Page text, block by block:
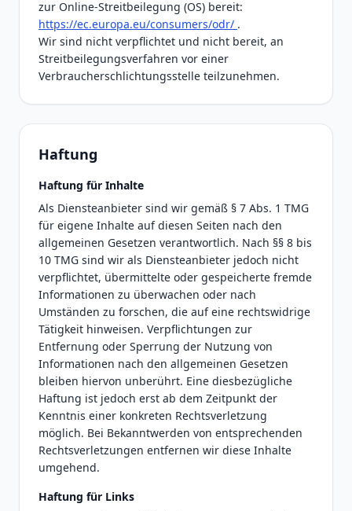
zur Online-Streitbeilegung (OS) bereit:
https://ec.europa.eu/consumers/odr/ .
Wir sind nicht verpflichtet und nicht bereit, an
Streitbeilegungsverfahren vor einer
Verbraucherschlichtungsstelle teilzunehmen.
Haftung
Haftung für Inhalte
Als Diensteanbieter sind wir gemäß § 7 Abs. 1 TMG
für eigene Inhalte auf diesen Seiten nach den
allgemeinen Gesetzen verantwortlich. Nach §§ 8 bis
10 TMG sind wir als Diensteanbieter jedoch nicht
verpflichtet, übermittelte oder gespeicherte fremde
Informationen zu überwachen oder nach
Umständen zu forschen, die auf eine rechtswidrige
Tätigkeit hinweisen. Verpflichtungen zur
Entfernung oder Sperrung der Nutzung von
Informationen nach den allgemeinen Gesetzen
bleiben hiervon unberührt. Eine diesbezügliche
Haftung ist jedoch erst ab dem Zeitpunkt der
Kenntnis einer konkreten Rechtsverletzung
möglich. Bei Bekanntwerden von entsprechenden
Rechtsverletzungen entfernen wir diese Inhalte
umgehend.
Haftung für Links